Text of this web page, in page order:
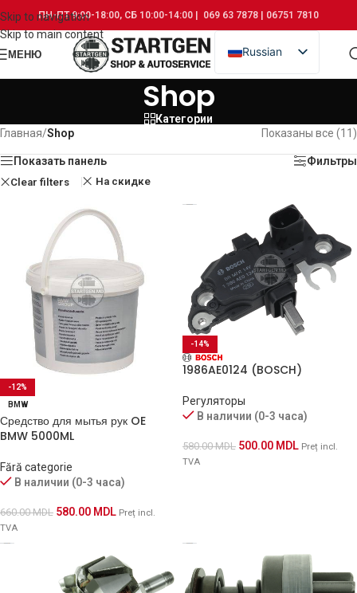
Skip to navigation
Skip to main content
ПН-ПТ 9:00-18:00, СБ 10:00-14:00 | 069 63 7878 | 06751 7810
МЕНЮ
Russian
Romanian
Shop
Категории
Главная/Shop Показаны все (11)
Показать панель Фильтры
Clear filters На скидке
-12%
BMW
Средство для мытья рук OE
BMW 5000ML
Fără categorie
В наличии (0-3 часа)
660.00MDL 580.00 MDL Preț incl.
TVA
-14%
1986AE0124 (BOSCH)
Регуляторы
В наличии (0-3 часа)
580.00MDL 500.00 MDL Preț incl.
TVA